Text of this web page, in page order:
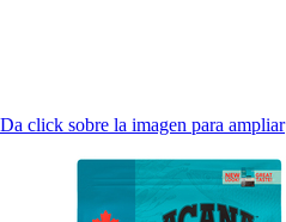
Da click sobre la imagen para ampliar